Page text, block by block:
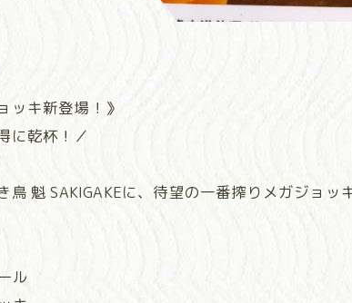
ッキ新登場！》
に乾杯！／
鳥 魁 SAKIGAKEに、待望の一番搾りメガジョ
ル